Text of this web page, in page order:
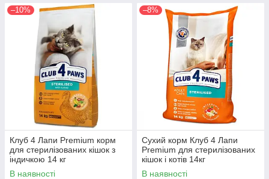
–10%
Клуб 4 Лапи Premium корм
для стерилізованих кішок з
індичкою 14 кг
В наявності
–8%
Сухий корм Клуб 4 Лапи
Premium для стерилізованих
кішок і котів 14кг
В наявності